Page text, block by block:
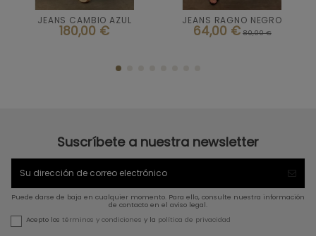
JEANS CAMBIO AZUL
180,00 €
 Añadir al carrito JEANS RAGNO NEGRO
64,00 € 80,00 €
 Añadir al carrito
Suscríbete a nuestra newsletter
Puede darse de baja en cualquier momento. Para ello, consulte nuestra información
de contacto en el aviso legal.
Acepto los términos y condiciones y la política de privacidad